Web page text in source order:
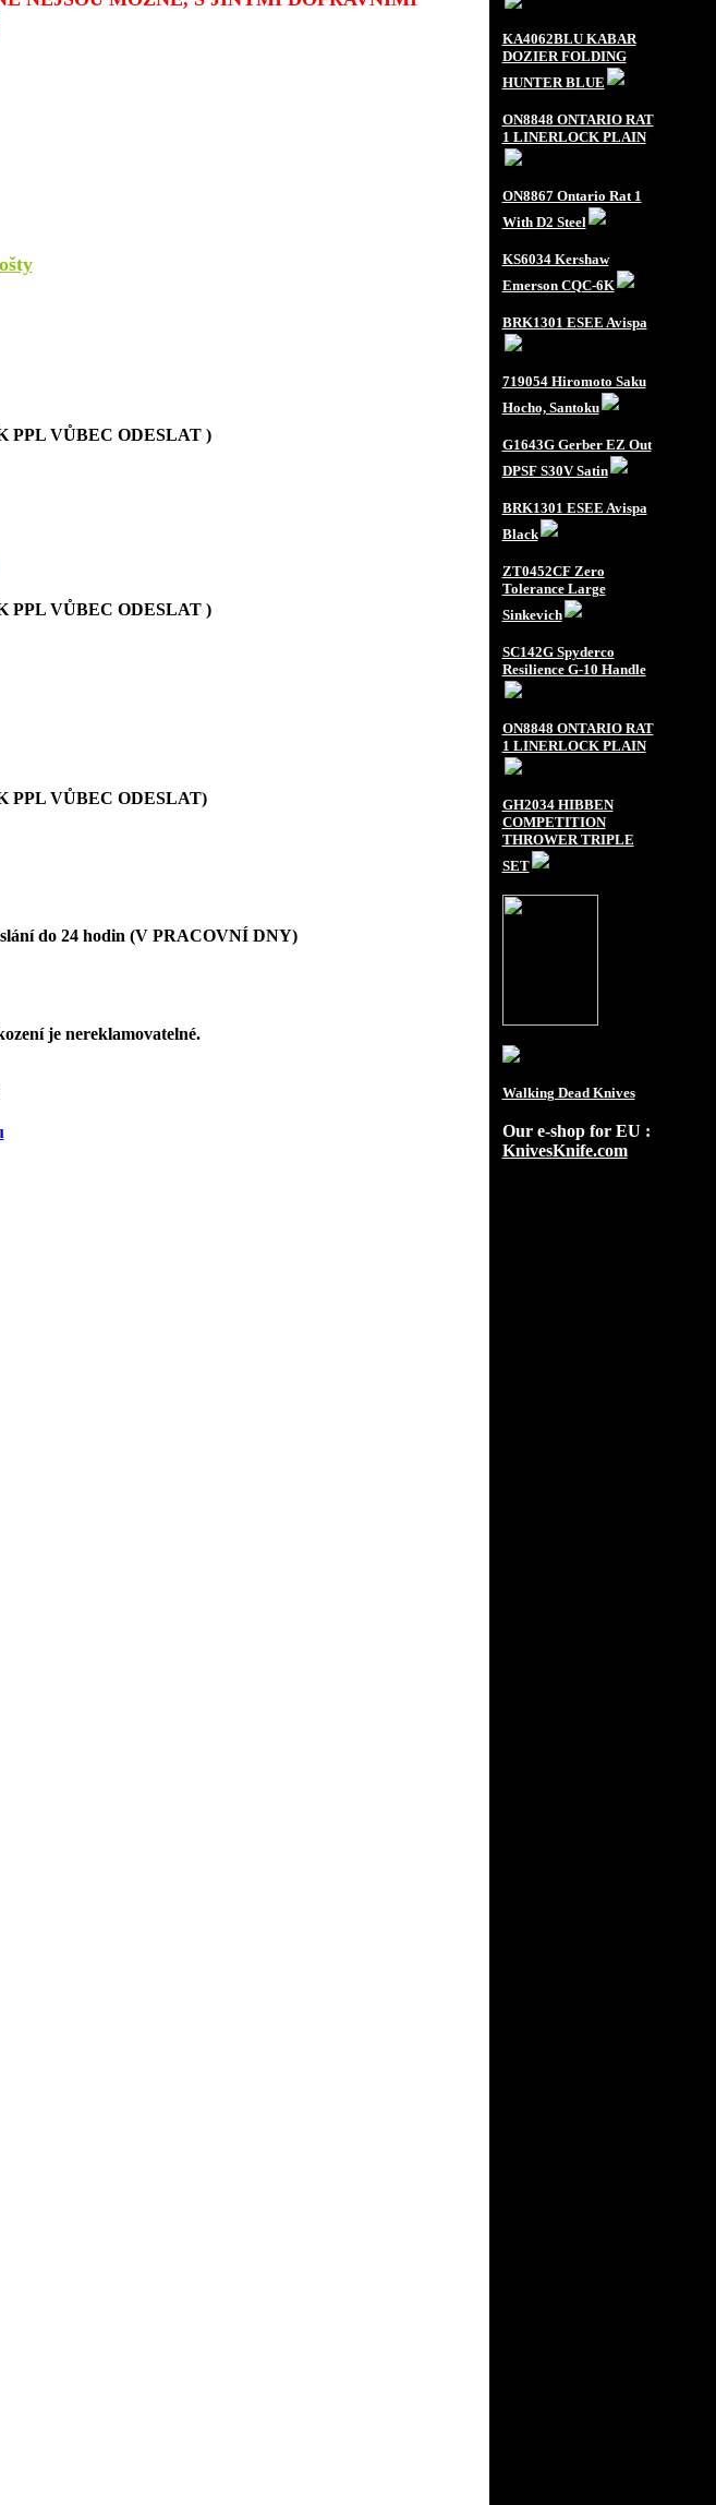
VŮBEC ODESLAT )
VŮBEC ODESLAT )
PPL VŮBEC ODESLAT)
do 24 hodin (V PRACOVNÍ DNY)
je nereklamovatelné.
KA4062BLU KABAR
DOZIER FOLDING
HUNTER BLUE
ON8848 ONTARIO RAT
1 LINERLOCK PLAIN
ON8867 Ontario Rat 1
With D2 Steel
KS6034 Kershaw
Emerson CQC-6K
BRK1301 ESEE Avispa
719054 Hiromoto Saku
Hocho, Santoku
G1643G Gerber EZ Out
DPSF S30V Satin
BRK1301 ESEE Avispa
Black
ZT0452CF Zero
Tolerance Large
Sinkevich
SC142G Spyderco
Resilience G-10 Handle
ON8848 ONTARIO RAT
1 LINERLOCK PLAIN
GH2034 HIBBEN
COMPETITION
THROWER TRIPLE
SET
Walking Dead Knives
Our e-shop for EU :
KnivesKnife.com